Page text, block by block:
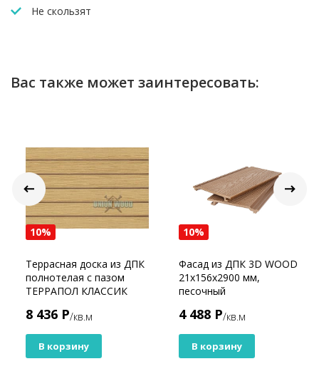
давлением 2-3 раза в год с использованием
моющего средства для ДПК.
низкой цене. Гарантия, доставка по Москве и
России. При любых вопросах обращайтесь к
онлайн-консультанту.
Не скользят
Вас также может заинтересовать:
10%
Террасная доска из ДПК
полнотелая с пазом
ТЕРРАПОЛ КЛАССИК
8 436 Р/кв.м
В корзину
10%
Фасад из ДПК 3D WOOD
21х156х2900 мм,
песочный
4 488 Р/кв.м
В корзину